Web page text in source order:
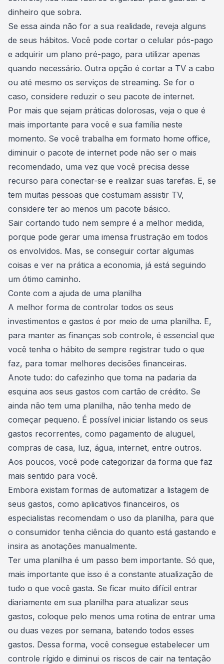
dinheiro que sobra.
Se essa ainda não for a sua realidade, reveja alguns
de seus hábitos. Você pode cortar o celular pós-pago
e adquirir um plano pré-pago, para utilizar apenas
quando necessário. Outra opção é cortar a TV a cabo
ou até mesmo os serviços de streaming. Se for o
caso, considere reduzir o seu pacote de internet.
Por mais que sejam práticas dolorosas, veja o que é
mais importante para você e sua família neste
momento. Se você trabalha em formato home office,
diminuir o pacote de internet pode não ser o mais
recomendado, uma vez que você precisa desse
recurso para conectar-se e realizar suas tarefas. E, se
tem muitas pessoas que costumam assistir TV,
considere ter ao menos um pacote básico.
Sair cortando tudo nem sempre é a melhor medida,
porque pode gerar uma imensa frustração em todos
os envolvidos. Mas, se conseguir cortar algumas
coisas e ver na prática a economia, já está seguindo
um ótimo caminho.
Conte com a ajuda de uma planilha
A melhor forma de controlar todos os seus
investimentos e gastos é por meio de uma planilha. E,
para manter as finanças sob controle, é essencial que
você tenha o hábito de sempre registrar tudo o que
faz, para tomar melhores decisões financeiras.
Anote tudo: do cafezinho que toma na padaria da
esquina aos seus gastos com cartão de crédito. Se
ainda não tem uma planilha, não tenha medo de
começar pequeno. É possível iniciar listando os seus
gastos recorrentes, como pagamento de aluguel,
compras de casa, luz, água, internet, entre outros.
Aos poucos, você pode categorizar da forma que faz
mais sentido para você.
Embora existam formas de automatizar a listagem de
seus gastos, como aplicativos financeiros, os
especialistas recomendam o uso da planilha, para que
o consumidor tenha ciência do quanto está gastando e
insira as anotações manualmente.
Ter uma planilha é um passo bem importante. Só que,
mais importante que isso é a constante atualização de
tudo o que você gasta. Se ficar muito difícil entrar
diariamente em sua planilha para atualizar seus
gastos, coloque pelo menos uma rotina de entrar uma
ou duas vezes por semana, batendo todos esses
gastos. Dessa forma, você consegue estabelecer um
controle rígido e diminui os riscos de cair na tentação